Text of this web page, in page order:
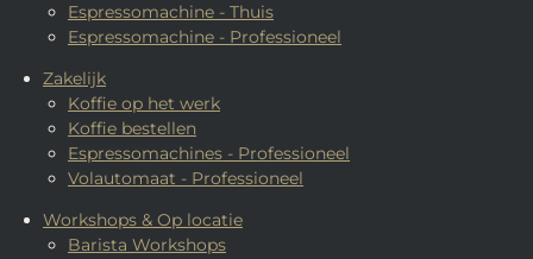
Espressomachine - Thuis
Espressomachine - Professioneel
Zakelijk
Koffie op het werk
Koffie bestellen
Espressomachines - Professioneel
Volautomaat - Professioneel
Workshops & Op locatie
Barista Workshops